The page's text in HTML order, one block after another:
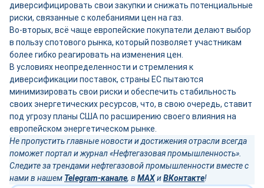
диверсифицировать свои закупки и снижать потенциальные
риски, связанные с колебаниями цен на газ.
Во-вторых, всё чаще европейские покупатели делают выбор
в пользу спотового рынка, который позволяет участникам
более гибко реагировать на изменения цен.
В условиях неопределенности и стремления к
диверсификации поставок, страны ЕС пытаются
минимизировать свои риски и обеспечить стабильность
своих энергетических ресурсов, что, в свою очередь, ставит
под угрозу планы США по расширению своего влияния на
европейском энергетическом рынке.
Не пропустить главные новости и достижения отрасли всегда
поможет портал и журнал «Нефтегазовая промышленность».
Следите за трендами нефтегазовой промышленности вместе с
нами в нашем Telegram-канале, в MAXиВКонтакте!